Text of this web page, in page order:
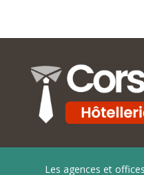
Les agences et